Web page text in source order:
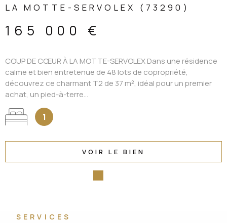
LA MOTTE-SERVOLEX (73290)
165 000 €
COUP DE CŒUR À LA MOTTE-SERVOLEX Dans une résidence
calme et bien entretenue de 48 lots de copropriété,
découvrez ce charmant T2 de 37 m², idéal pour un premier
achat, un pied-à-terre...
1
VOIR LE BIEN
SERVICES